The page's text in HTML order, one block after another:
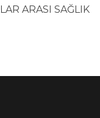
ARASI SAĞLIK